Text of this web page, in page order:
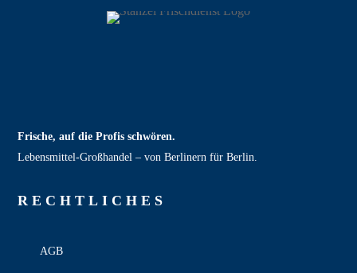
Frische, auf die Profis schwören.
Lebensmittel‑Großhandel – von Berlinern für Berlin.
RECHT­LICHES
AGB